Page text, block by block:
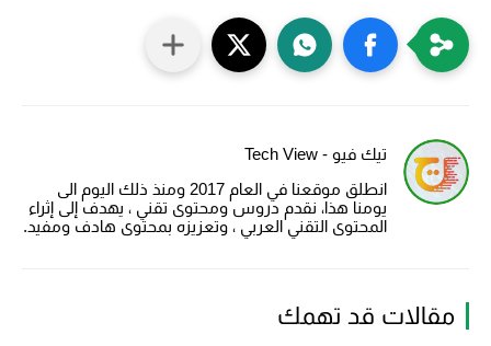
تيك فيو - Tech View
انطلق موقعنا في العام 2017 ومنذ ذلك اليوم الى
يومنا هذا، نقدم دروس ومحتوى تقني ، يهدف إلى إثراء
المحتوى التقني العربي ، وتعزيزه بمحتوى هادف ومفيد.
مقالات قد تهمك